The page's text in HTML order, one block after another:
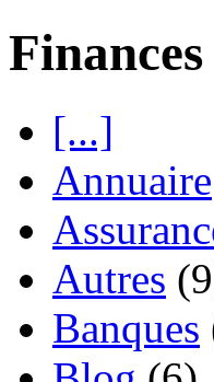
[...]
Annuaire
Autres
Banques